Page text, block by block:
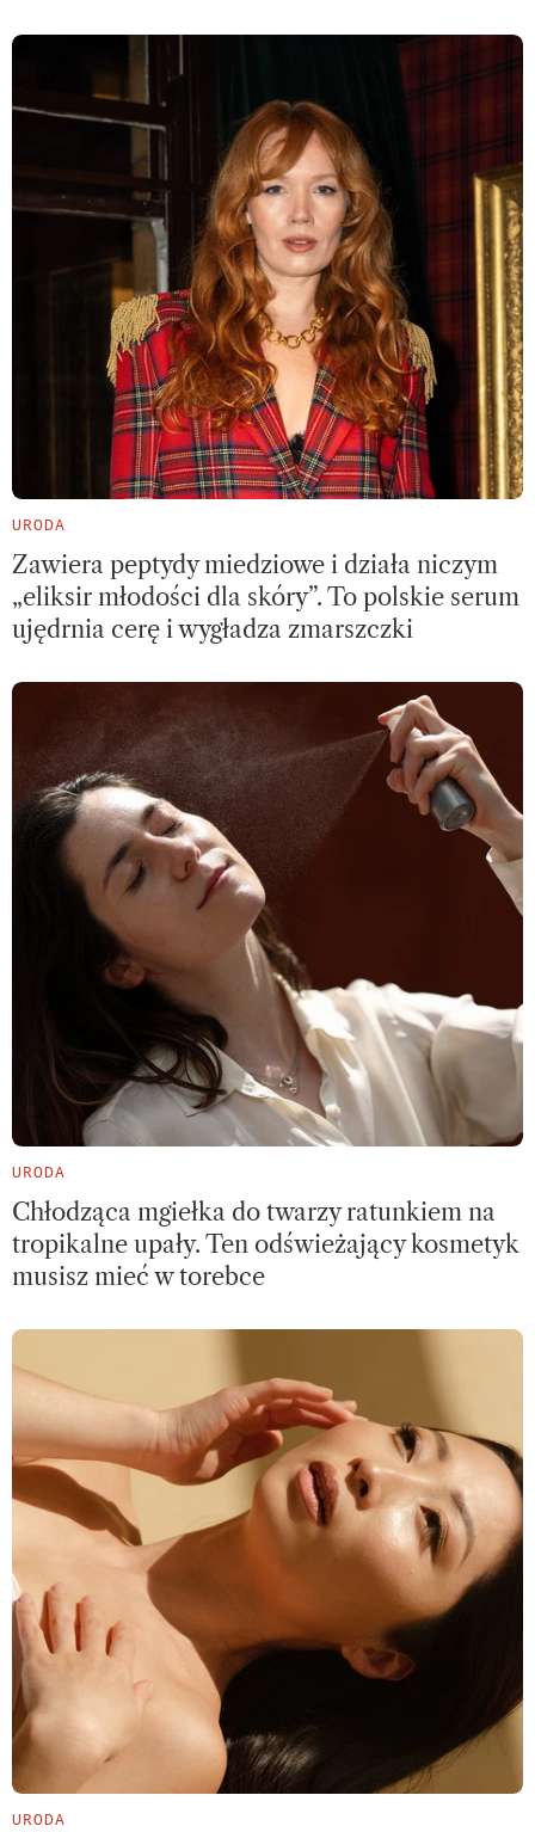
URODA
Zawiera peptydy miedziowe i działa niczym
„eliksir młodości dla skóry”. To polskie serum
ujędrnia cerę i wygładza zmarszczki
URODA
Chłodząca mgiełka do twarzy ratunkiem na
tropikalne upały. Ten odświeżający kosmetyk
musisz mieć w torebce
URODA